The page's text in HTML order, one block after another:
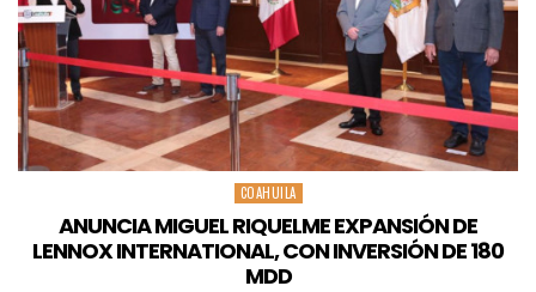
Posted
COAHUILA
ANUNCIA MIGUEL RIQUELME EXPANSIÓN DE
LENNOX INTERNATIONAL, CON INVERSIÓN DE 180
MDD